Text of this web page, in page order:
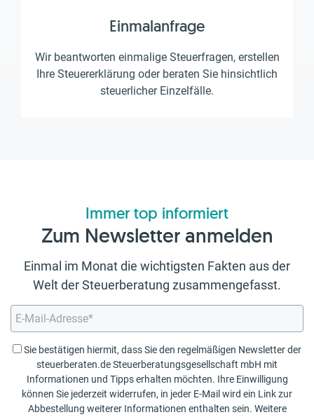
Einmalanfrage
Wir beantworten einmalige Steuerfragen, erstellen
Ihre Steuererklärung oder beraten Sie hinsichtlich
steuerlicher Einzelfälle.
Immer top informiert
Zum Newsletter anmelden
Einmal im Monat die wichtigsten Fakten aus der
Welt der Steuerberatung zusammengefasst.
Sie bestätigen hiermit, dass Sie den regelmäßigen Newsletter der
steuerberaten.de Steuerberatungsgesellschaft mbH mit
Informationen und Tipps erhalten möchten. Ihre Einwilligung
können Sie jederzeit widerrufen, in jeder E-Mail wird ein Link zur
Abbestellung weiterer Informationen enthalten sein. Weitere